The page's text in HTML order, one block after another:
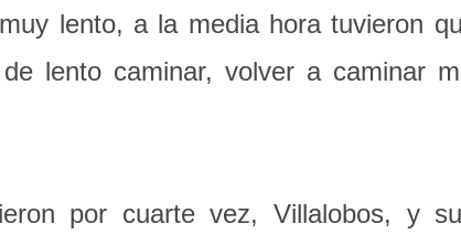
lento, a la media hora tuvieron
lento caminar, volver a caminar
por cuarte vez, Villalobos, y